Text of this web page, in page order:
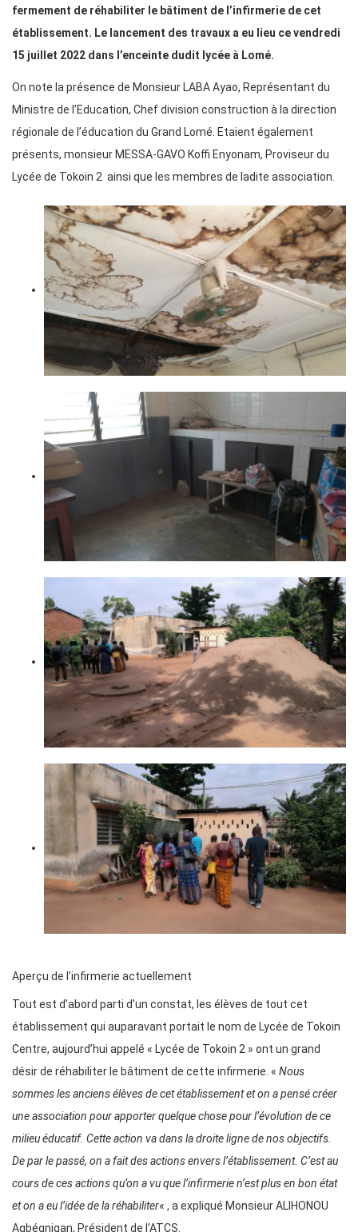
fermement de réhabiliter le bâtiment de l’infirmerie de cet
établissement. Le lancement des travaux a eu lieu ce vendredi
15 juillet 2022 dans l’enceinte dudit lycée à Lomé.
On note la présence de Monsieur LABA Ayao, Représentant du
Ministre de l’Education, Chef division construction à la direction
régionale de l’éducation du Grand Lomé. Etaient également
présents, monsieur MESSA-GAVO Koffi Enyonam, Proviseur du
Lycée de Tokoin 2 ainsi que les membres de ladite association.
Aperçu de l’infirmerie actuellement
Tout est d’abord parti d’un constat, les élèves de tout cet
établissement qui auparavant portait le nom de Lycée de Tokoin
Centre, aujourd’hui appelé « Lycée de Tokoin 2 » ont un grand
désir de réhabiliter le bâtiment de cette infirmerie. « Nous
sommes les anciens élèves de cet établissement et on a pensé créer
une association pour apporter quelque chose pour l’évolution de ce
milieu éducatif. Cette action va dans la droite ligne de nos objectifs.
De par le passé, on a fait des actions envers l’établissement. C’est au
cours de ces actions qu’on a vu que l’infirmerie n’est plus en bon état
et on a eu l’idée de la réhabiliter« , a expliqué Monsieur ALIHONOU
Agbégnigan, Président de l’ATCS.